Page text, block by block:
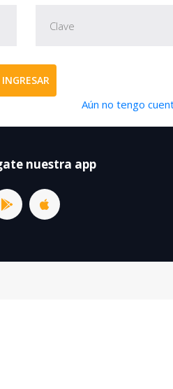
INGRESAR
Aún no tengo
nuestra app